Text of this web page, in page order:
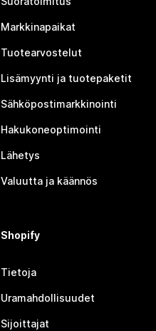
Markkinapaikat
Tuotearvostelut
Lisämyynti ja tuotepaketit
Sähköpostimarkkinointi
Hakukoneoptimointi
Lähetys
Valuutta ja käännös
Shopify
Tietoja
Uramahdollisuudet
Sijoittajat